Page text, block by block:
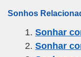
ail
a
c
e
tt
er
Sonhos
Sonhar
Sonhar